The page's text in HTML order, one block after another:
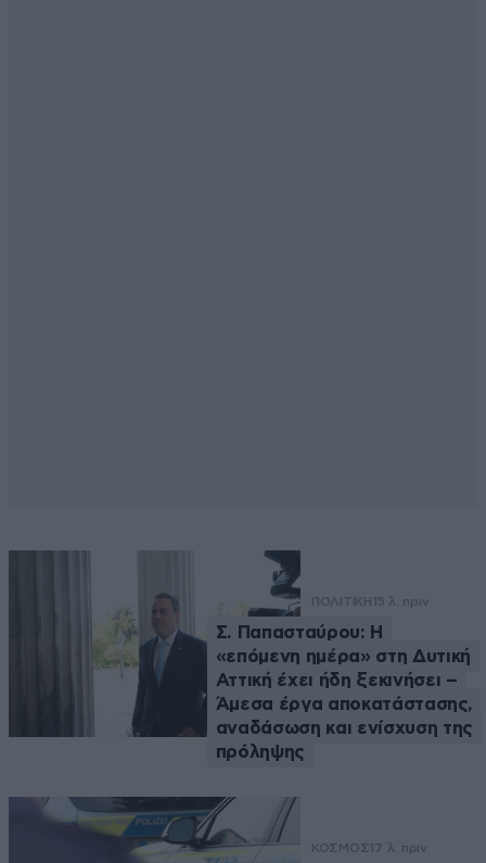
ΠΟΛΙΤΙΚΗ 15 λ. πριν
Σ. Παπασταύρου: Η
«επόμενη ημέρα» στη Δυτική
Αττική έχει ήδη ξεκινήσει –
Άμεσα έργα αποκατάστασης,
αναδάσωση και ενίσχυση της
πρόληψης
ΚΟΣΜΟΣ 17 λ. πριν